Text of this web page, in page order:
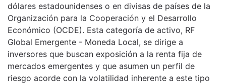
dólares estadounidenses o en divisas de países de la
Organización para la Cooperación y el Desarrollo
Económico (OCDE). Esta categoría de activo, RF
Global Emergente - Moneda Local, se dirige a
inversores que buscan exposición a la renta fija de
mercados emergentes y que asumen un perfil de
riesgo acorde con la volatilidad inherente a este tipo